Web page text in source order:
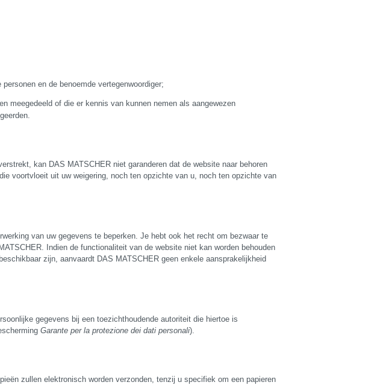
en de benoemde vertegenwoordiger;
meegedeeld of die er kennis van kunnen nemen als aangewezen
kan DAS MATSCHER niet garanderen dat de website naar behoren
voortvloeit uit uw weigering, noch ten opzichte van u, noch ten opzichte van
van uw gegevens te beperken. Je hebt ook het recht om bezwaar te
Indien de functionaliteit van de website niet kan worden behouden
zijn, aanvaardt DAS MATSCHER geen enkele aansprakelijkheid
gegevens bij een toezichthoudende autoriteit die hiertoe is
Garante per la protezione dei dati personali).
zullen elektronisch worden verzonden, tenzij u specifiek om een papieren